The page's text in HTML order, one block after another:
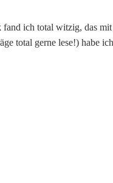
ich total witzig, das
total gerne lese!) habe